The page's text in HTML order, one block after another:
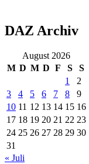
DAZ Archiv
August 2026
M D M D F S
S
1
2
3
4 5 6 7 8
9
10 11 12 13 14 15 16
17 18 19 20 21 22 23
24 25 26 27 28 29 30
31
« Juli